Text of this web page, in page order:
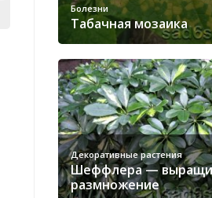
Болезни
Табачная мозаика
Декоративные растения
Шеффлера —
размножение